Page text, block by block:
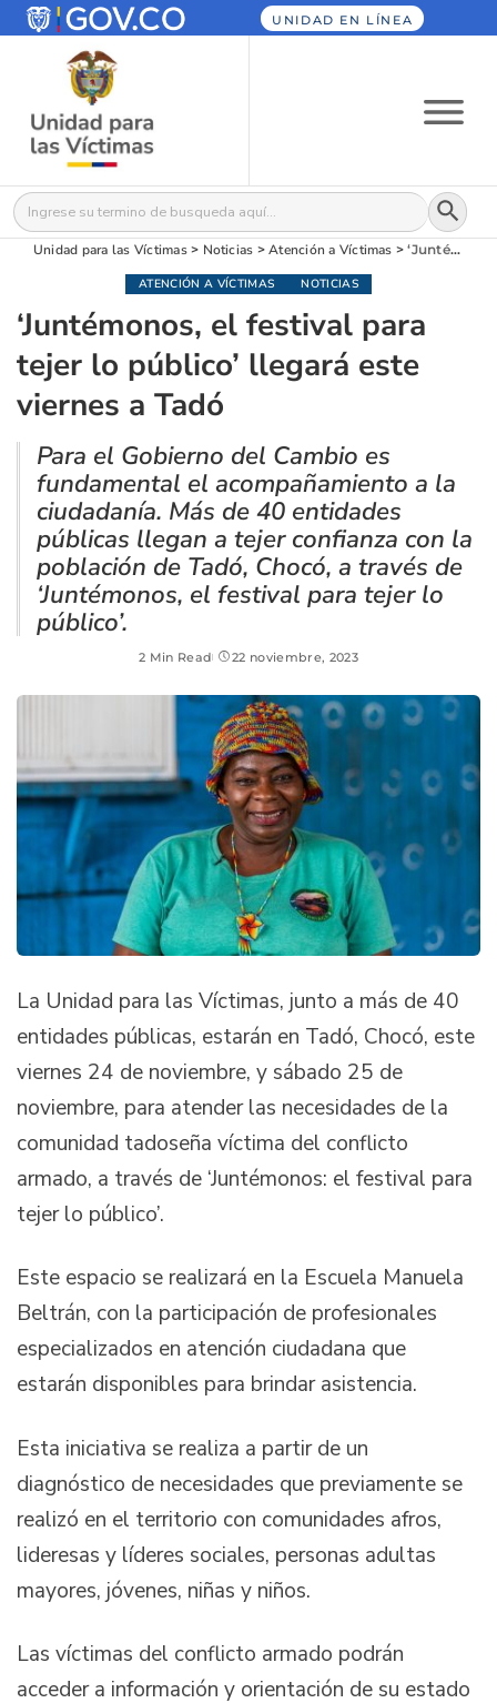
UNIDAD EN LÍNEA
Buscar: Botón
Unidad para las Víctimas> Noticias >Atención a Víctimas >‘Juntémonos, el festival para tejer lo público’ llegará este viernes a Tadó
ATENCIÓN A VÍCTIMAS NOTICIAS
‘Juntémonos, el festival para
tejer lo público’ llegará este
viernes a Tadó
Para el Gobierno del Cambio es
fundamental el acompañamiento a la
ciudadanía. Más de 40 entidades
públicas llegan a tejer confianza con la
población de Tadó, Chocó, a través de
‘Juntémonos, el festival para tejer lo
público’.
2 Min Read 22 noviembre, 2023
La Unidad para las Víctimas, junto a más de 40
entidades públicas, estarán en Tadó, Chocó, este
viernes 24 de noviembre, y sábado 25 de
noviembre, para atender las necesidades de la
comunidad tadoseña víctima del conflicto
armado, a través de ‘Juntémonos: el festival para
tejer lo público’.
Este espacio se realizará en la Escuela Manuela
Beltrán, con la participación de profesionales
especializados en atención ciudadana que
estarán disponibles para brindar asistencia.
Esta iniciativa se realiza a partir de un
diagnóstico de necesidades que previamente se
realizó en el territorio con comunidades afros,
lideresas y líderes sociales, personas adultas
mayores, jóvenes, niñas y niños.
Las víctimas del conflicto armado podrán
acceder a información y orientación de su estado